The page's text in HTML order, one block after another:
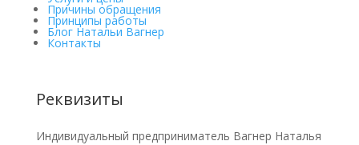
Причины обращения
Принципы работы
Блог Натальи Вагнер
Контакты
Реквизиты
Индивидуальный предприниматель Вагнер Наталья